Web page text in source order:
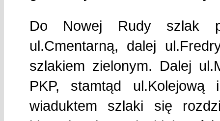
Do Nowej Rudy szlak
ul.Cmentarną, dalej
szlakiem zielonym. Dalej
PKP, stamtąd
wiaduktem szlaki się